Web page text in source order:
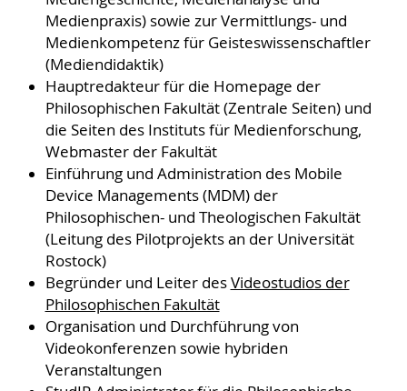
Medienpraxis) sowie zur Vermittlungs- und
Medienkompetenz für Geisteswissenschaftler
(Mediendidaktik)
Hauptredakteur für die Homepage der
Philosophischen Fakultät (Zentrale Seiten) und
die Seiten des Instituts für Medienforschung,
Webmaster der Fakultät
Einführung und Administration des Mobile
Device Managements (MDM) der
Philosophischen- und Theologischen Fakultät
(Leitung des Pilotprojekts an der Universität
Rostock)
Begründer und Leiter desVideostudios der
Philosophischen Fakultät
Organisation und Durchführung von
Videokonferenzen sowie hybriden
Veranstaltungen